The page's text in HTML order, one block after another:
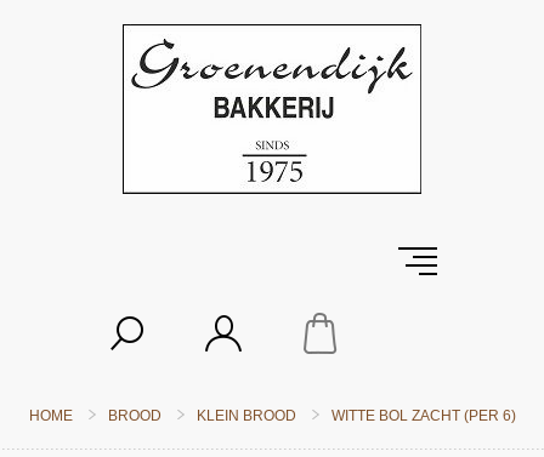
HOME BROOD KLEIN BROOD WITTE BOL ZACHT (PER 6)